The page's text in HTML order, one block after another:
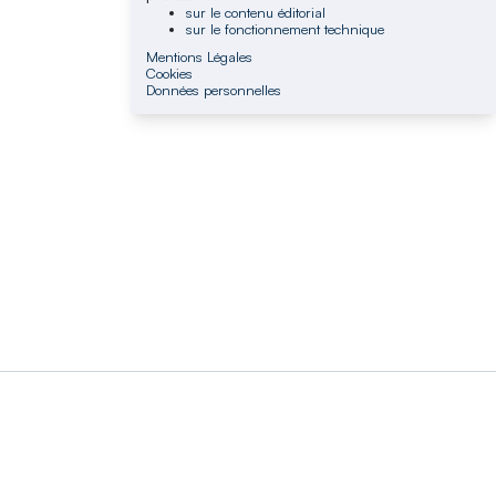
sur le contenu éditorial
sur le fonctionnement technique
Mentions Légales
Cookies
Données personnelles